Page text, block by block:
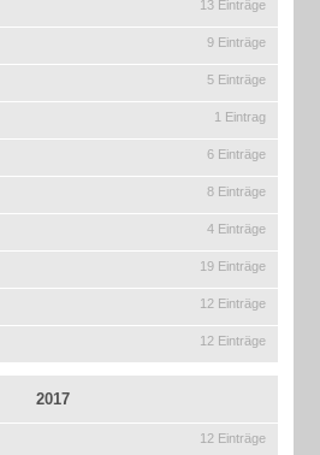
13 Einträge
9 Einträge
5 Einträge
1 Eintrag
6 Einträge
8 Einträge
4 Einträge
19 Einträge
12 Einträge
12 Einträge
2017
12 Einträge